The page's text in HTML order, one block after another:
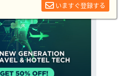
いますぐ登録する